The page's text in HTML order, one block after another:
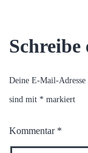
Deine E-Mail-
sind mit * markiert
Kommentar *